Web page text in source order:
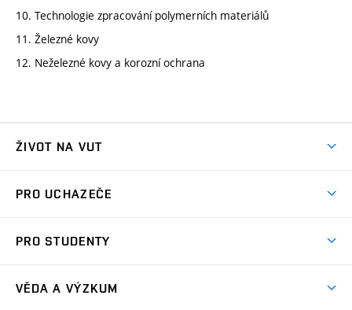
10. Technologie zpracování polymerních materiálů
11. Železné kovy
12. Neželezné kovy a korozní ochrana
ŽIVOT NA VUT
Koleje
Sport na VUT
PRO UCHAZEČE
Dny otevřených dveří
PRO STUDENTY
VĚDA A VÝZKUM